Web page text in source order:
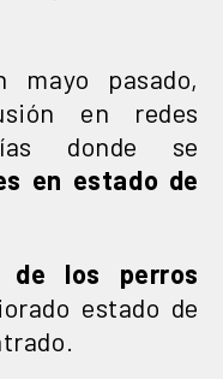
pasado,
en redes
donde se
en estado de
de los perros
estado de